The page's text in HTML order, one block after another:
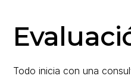
Todo inicia con una